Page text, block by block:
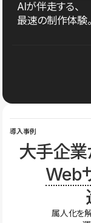
AIが伴走する、
最速の制作体験。
導入事例
大手企業
Web
属人化を